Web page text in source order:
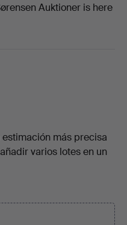
Auktioner is here
más precisa
varios lotes en un